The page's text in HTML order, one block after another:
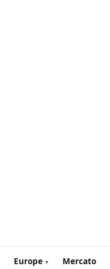
Europe Mercato